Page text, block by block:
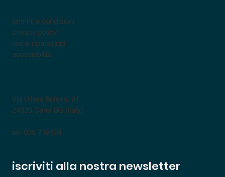
termini e condizioni
privacy policy
resi e riparazioni
accessibilità
Via Ulisse Bellora, 91
24020 Cene BG (italy)
tel. 035 719124
iscriviti alla nostra newsletter